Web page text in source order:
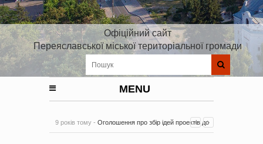
Офіційний сайт
Переяславської міської територіальної громади
MENU
9 років тому - Оголошення про збір ідей проектів до